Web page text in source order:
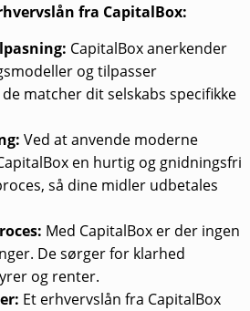
fra CapitalBox:
CapitalBox anerkender
og tilpasser
matcher dit selskabs specifikke
Ved at anvende moderne
en hurtig og gnidningsfri
så dine midler udbetales
Med CapitalBox er der ingen
De sørger for klarhed
og renter.
Et erhvervslån fra CapitalBox